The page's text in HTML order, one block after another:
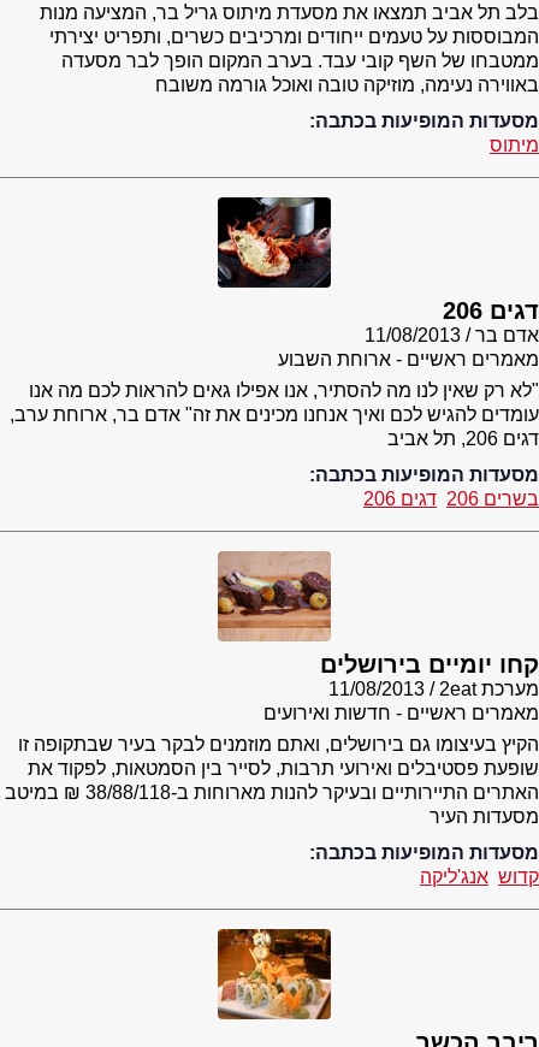
בלב תל אביב תמצאו את מסעדת מיתוס גריל בר, המציעה מנות
המבוססות על טעמים ייחודים ומרכיבים כשרים, ותפריט יצירתי
ממטבחו של השף קובי עבד. בערב המקום הופך לבר מסעדה
באווירה נעימה, מוזיקה טובה ואוכל גורמה משובח
מסעדות המופיעות בכתבה:
מיתוס
דגים 206
אדם בר
11/08/2013
מאמרים ראשיים - ארוחת השבוע
"לא רק שאין לנו מה להסתיר, אנו אפילו גאים להראות לכם מה אנו
עומדים להגיש לכם ואיך אנחנו מכינים את זה" אדם בר, ארוחת ערב,
דגים 206, תל אביב
מסעדות המופיעות בכתבה:
בשרים 206
דגים 206
קחו יומיים בירושלים
מערכת 2eat
11/08/2013
מאמרים ראשיים - חדשות ואירועים
הקיץ בעיצומו גם בירושלים, ואתם מוזמנים לבקר בעיר שבתקופה זו
שופעת פסטיבלים ואירועי תרבות, לסייר בין הסמטאות, לפקוד את
האתרים התיירותיים ובעיקר להנות מארוחות ב-38/88/118 ₪ במיטב
מסעדות העיר
מסעדות המופיעות בכתבה:
קדוש אנג'ליקה